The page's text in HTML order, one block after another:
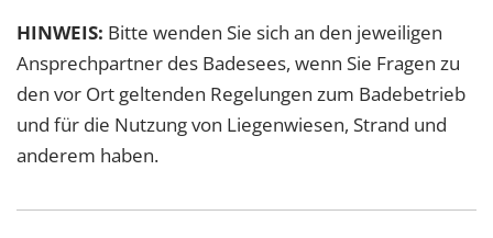
HINWEIS: Bitte wenden Sie sich an den jeweiligen
Ansprechpartner des Badesees, wenn Sie Fragen zu
den vor Ort geltenden Regelungen zum Badebetrieb
und für die Nutzung von Liegenwiesen, Strand und
anderem haben.